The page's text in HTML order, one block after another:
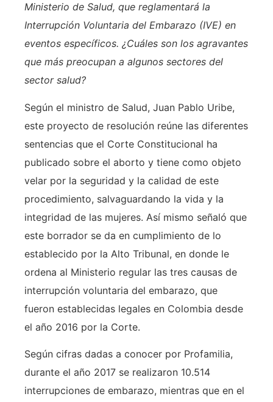
Ministerio de Salud, que reglamentará la
Interrupción Voluntaria del Embarazo (IVE) en
eventos específicos. ¿Cuáles son los agravantes
que más preocupan a algunos sectores del
sector salud?
Según el ministro de Salud, Juan Pablo Uribe,
este proyecto de resolución reúne las diferentes
sentencias que el Corte Constitucional ha
publicado sobre el aborto y tiene como objeto
velar por la seguridad y la calidad de este
procedimiento, salvaguardando la vida y la
integridad de las mujeres. Así mismo señaló que
este borrador se da en cumplimiento de lo
establecido por la Alto Tribunal, en donde le
ordena al Ministerio regular las tres causas de
interrupción voluntaria del embarazo, que
fueron establecidas legales en Colombia desde
el año 2016 por la Corte.
Según cifras dadas a conocer por Profamilia,
durante el año 2017 se realizaron 10.514
interrupciones de embarazo, mientras que en el